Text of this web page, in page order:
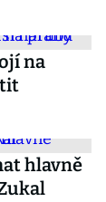
na
hlavně